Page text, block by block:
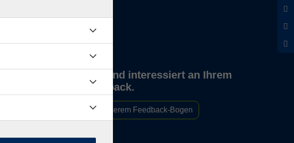
Wir sind interessiert an Ihrem
Feedback.
Zu unserem Feedback-Bogen